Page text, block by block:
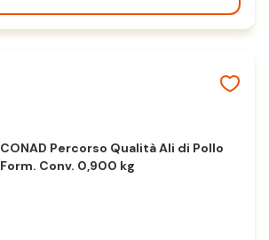
CONAD Percorso Qualità Ali di Pollo
Form. Conv. 0,900 kg